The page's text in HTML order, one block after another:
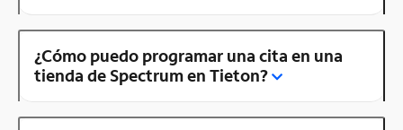
¿Cómo puedo programar una cita en una
tienda de Spectrum en Tieton?